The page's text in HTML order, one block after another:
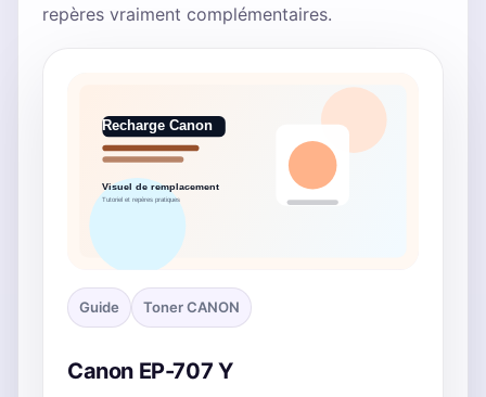
repères vraiment complémentaires.
Guide Toner CANON
Canon EP-707 Y